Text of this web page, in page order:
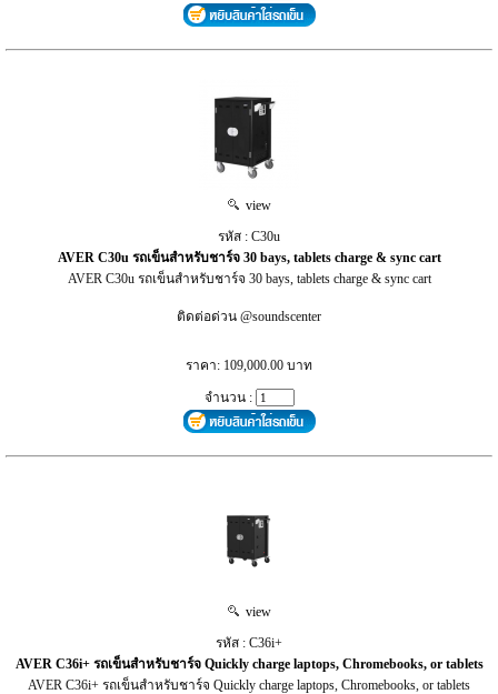
view
รหัส : C30u
AVER C30u รถเข็นสำหรับชาร์จ 30 bays, tablets charge & sync cart
AVER C30u รถเข็นสำหรับชาร์จ 30 bays, tablets charge & sync cart
ติดต่อด่วน @soundscenter
ราคา: 109,000.00 บาท
จำนวน :
view
รหัส : C36i+
AVER C36i+ รถเข็นสำหรับชาร์จ Quickly charge laptops, Chromebooks, or tablets
AVER C36i+ รถเข็นสำหรับชาร์จ Quickly charge laptops, Chromebooks, or tablets